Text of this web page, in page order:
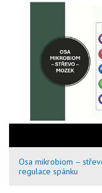
Osa mikrobiom –
regulace spánku